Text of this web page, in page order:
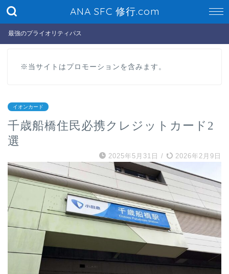
ANA SFC 修行.com
最強のプライオリティパス
※当サイトはプロモーションを含みます。
イオンカード
千歳船橋住民必携クレジットカード2
選
2025年5月31日 / 2026年2月9日